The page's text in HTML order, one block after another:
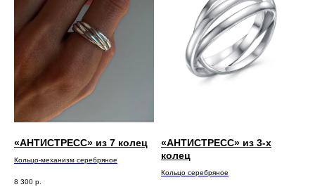
«АНТИСТРЕСС» из 7 колец
Кольцо-механизм серебряное
8 300 р.
«АНТИСТРЕСС» из 3-х
колец
Кольцо серебряное